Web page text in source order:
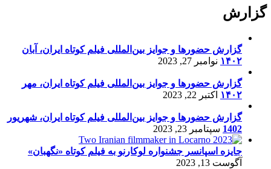
گزارش
گزارش حضورها و جوایز بین‌المللی فیلم کوتاه ایران، آبان
۱۴۰۲ نوامبر 27, 2023
گزارش حضورها و جوایز بین‌المللی فیلم کوتاه ایران، مهر
۱۴۰۲ اکتبر 22, 2023
گزارش حضورها و جوایز بین‌المللی فیلم کوتاه ایران، شهریور
1402 سپتامبر 23, 2023
جایزه اسپانسر جشنواره لوکارنو به فیلم کوتاه «نگهبان»
آگوست 13, 2023